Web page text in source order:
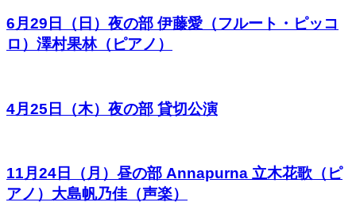
6月29日（日）夜の部 伊藤愛（フルート・ピッコ
ロ）澤村果林（ピアノ）
4月25日（木）夜の部 貸切公演
11月24日（月）昼の部 Annapurna 立木花歌（ピ
アノ）大島帆乃佳（声楽）